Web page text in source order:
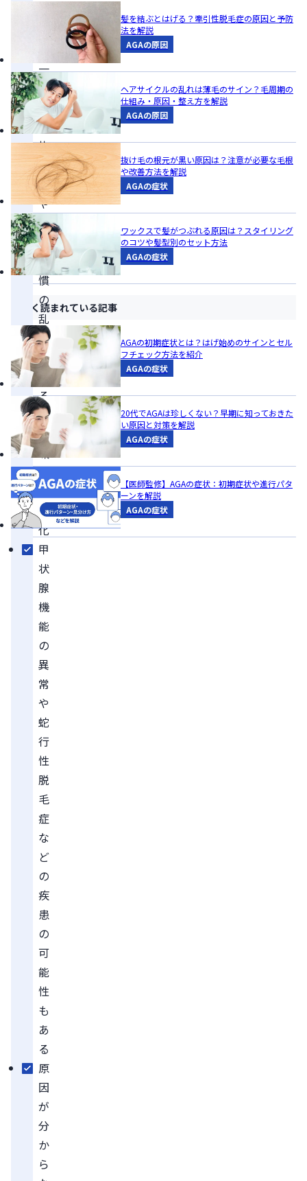
一
時
的
な
抜
け
毛
や
生
活
習
慣
の
乱
れ
に
よ
る
頭
皮
環
境
の
悪
化
甲
状
腺
機
能
の
異
常
や
蛇
行
性
脱
毛
症
な
ど
の
疾
患
の
可
能
性
も
あ
る
原
因
が
分
か
ら
髪を結ぶとはげる？牽引性脱毛症の原因と予防
法を解説
AGAの原因
ヘアサイクルの乱れは薄毛のサイン？毛周期の
仕組み・原因・整え方を解説
AGAの原因
抜け毛の根元が黒い原因は？注意が必要な毛根
や改善方法を解説
AGAの症状
ワックスで髪がつぶれる原因は？スタイリング
のコツや髪型別のセット方法
AGAの症状
よく読まれている記事
AGAの初期症状とは？はげ始めのサインとセル
フチェック方法を紹介
AGAの症状
20代でAGAは珍しくない？早期に知っておきた
い原因と対策を解説
AGAの症状
【医師監修】AGAの症状：初期症状や進行パタ
ーンを解説
AGAの症状